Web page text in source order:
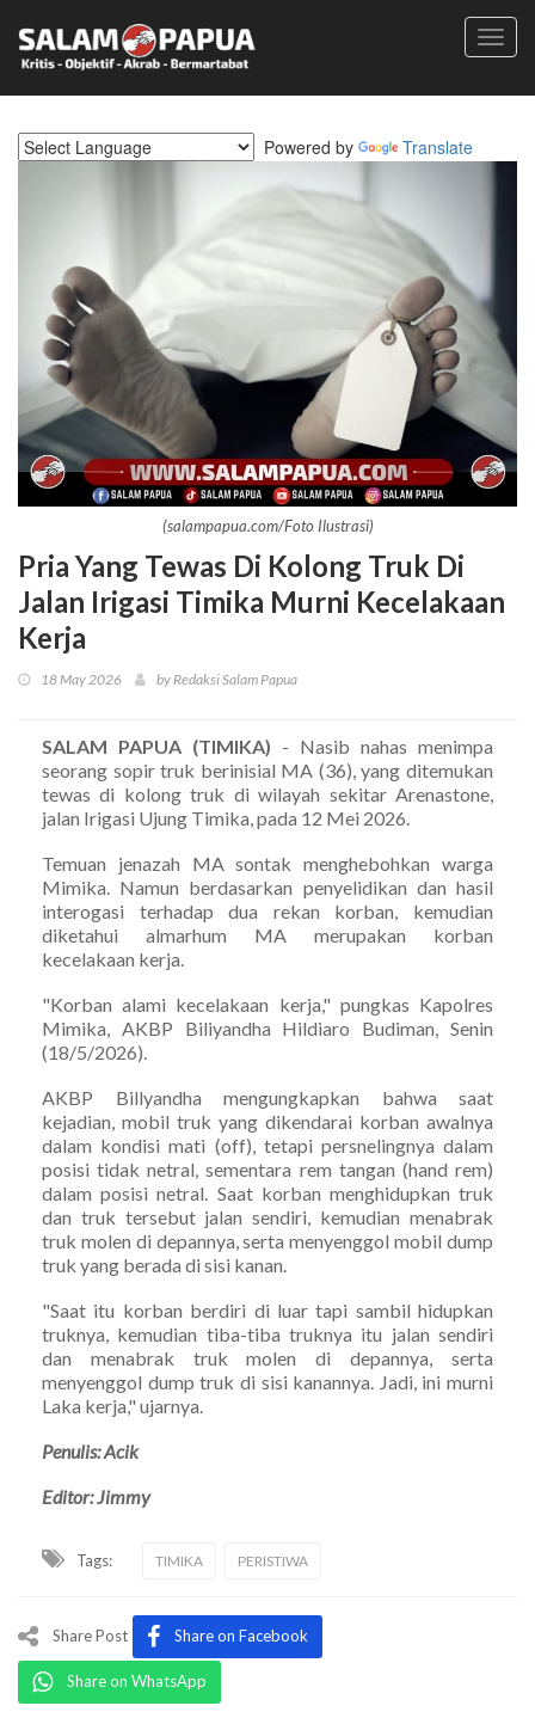
Powered by Translate
(salampapua.com/Foto Ilustrasi)
Pria Yang Tewas Di Kolong Truk Di
Jalan Irigasi Timika Murni Kecelakaan
Kerja
18 May 2026 by Redaksi Salam Papua
SALAM PAPUA (TIMIKA) - Nasib nahas menimpa
seorang sopir truk berinisial MA (36), yang ditemukan
tewas di kolong truk di wilayah sekitar Arenastone,
jalan Irigasi Ujung Timika, pada 12 Mei 2026.
Temuan jenazah MA sontak menghebohkan warga
Mimika. Namun berdasarkan penyelidikan dan hasil
interogasi terhadap dua rekan korban, kemudian
diketahui almarhum MA merupakan korban
kecelakaan kerja.
"Korban alami kecelakaan kerja," pungkas Kapolres
Mimika, AKBP Biliyandha Hildiaro Budiman, Senin
(18/5/2026).
AKBP Billyandha mengungkapkan bahwa saat
kejadian, mobil truk yang dikendarai korban awalnya
dalam kondisi mati (off), tetapi persnelingnya dalam
posisi tidak netral, sementara rem tangan (hand rem)
dalam posisi netral. Saat korban menghidupkan truk
dan truk tersebut jalan sendiri, kemudian menabrak
truk molen di depannya, serta menyenggol mobil dump
truk yang berada di sisi kanan.
"Saat itu korban berdiri di luar tapi sambil hidupkan
truknya, kemudian tiba-tiba truknya itu jalan sendiri
dan menabrak truk molen di depannya, serta
menyenggol dump truk di sisi kanannya. Jadi, ini murni
Laka kerja," ujarnya.
Penulis: Acik
Editor: Jimmy
Tags: TIMIKA PERISTIWA
Share Post Share on Facebook
Share on WhatsApp